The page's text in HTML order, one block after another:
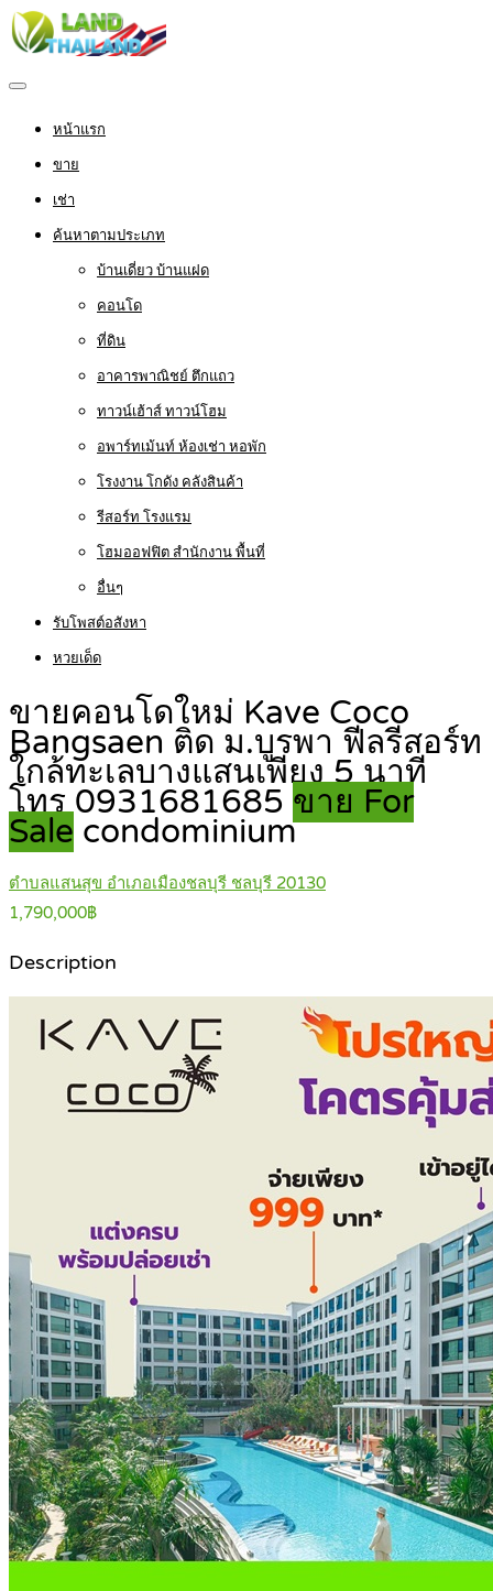
หน้าแรก
ขาย
เช่า
ค้นหาตามประเภท
บ้านเดี่ยว บ้านแฝด
คอนโด
ที่ดิน
อาคารพาณิชย์ ตึกแถว
ทาวน์เฮ้าส์ ทาวน์โฮม
อพาร์ทเม้นท์ ห้องเช่า หอพัก
โรงงาน โกดัง คลังสินค้า
รีสอร์ท โรงแรม
โฮมออฟฟิต สำนักงาน พื้นที่
อื่นๆ
รับโพสต์อสังหา
หวยเด็ด
ขายคอนโดใหม่ Kave Coco
Bangsaen ติด ม.บูรพา ฟีลรีสอร์ท
ใกล้ทะเลบางแสนเพียง 5 นาที
โทร 0931681685 ขาย For
Sale condominium
ตำบลแสนสุข อำเภอเมืองชลบุรี ชลบุรี 20130
1,790,000฿
Description